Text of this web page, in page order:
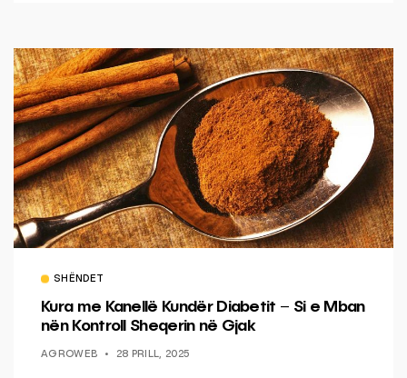
SHËNDET
Kura me Kanellë Kundër Diabetit – Si e Mban
nën Kontroll Sheqerin në Gjak
AGROWEB 28 PRILL, 2025